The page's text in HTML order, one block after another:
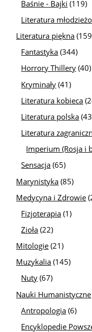
Baśnie - Bajki (119)
Literatura
Literatura piękna
Fantastyka (344)
Horrory Thillery (40)
Kryminały (41)
Literatura kobieca
Literatura polska
Literatura
Imperium (Rosja i
Sensacja (65)
Marynistyka (85)
Medycyna i Zdrowie
Fizjoterapia (1)
Zioła (22)
Mitologie (21)
Muzykalia (145)
Nuty (67)
Nauki Humanistyczne
Antropologia (6)
Encyklopedie